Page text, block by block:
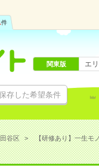
件
存した希望条件
関東版 エ
谷区 【研修あり】一生モ